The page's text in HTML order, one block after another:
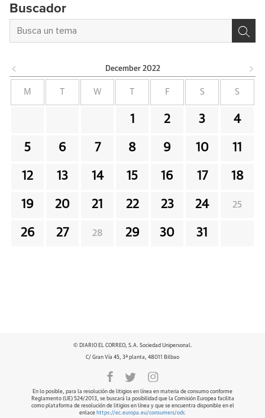
Buscador
December 2022
M W F S S
1 2 3 4
5 6 7 8 9 10 11
12 13 14 15 16 17 18
19 20 21 22 23 24 25
26 27 28 29 30 31
© DIARIO EL CORREO, S.A. Sociedad Unipersonal.
C/ Gran Vía 45, 3ª planta, 48011 Bilbao
En lo posible, para la resolución de litigios en línea en materia de consumo conforme
Reglamento (UE) 524/2013, se buscará la posibilidad que la Comisión Europea facilita
como plataforma de resolución de litigios en línea y que se encuentra disponible en el
enlace https://ec.europa.eu/consumers/odr.